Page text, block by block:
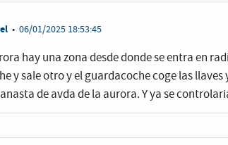
• 06/01/2025 18:53:45
hay una zona desde donde se entra en
y sale otro y el guardacoche coge las
de avda de la aurora. Y ya se